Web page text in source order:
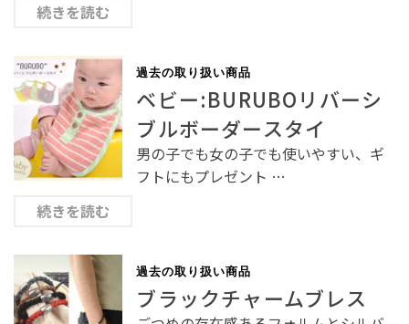
続きを読む
過去の取り扱い商品
ベビー:BURUBOリバーシ
ブルボーダースタイ
男の子でも女の子でも使いやすい、ギ
フトにもプレゼント …
続きを読む
過去の取り扱い商品
ブラックチャームブレス